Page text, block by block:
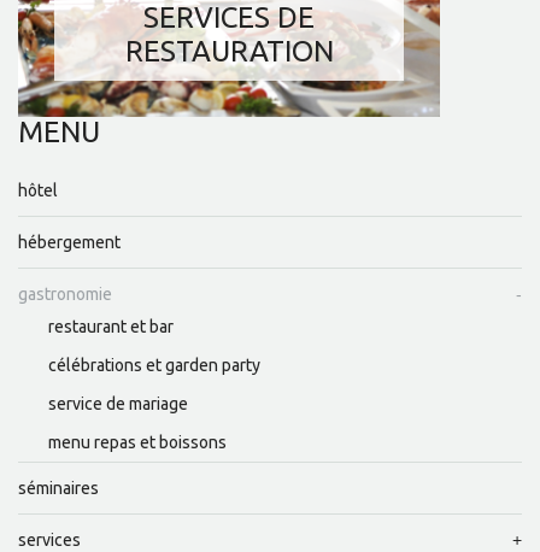
SERVICES DE
RESTAURATION
MENU
hôtel
hébergement
gastronomie
restaurant et bar
célébrations et garden party
service de mariage
menu repas et boissons
séminaires
services